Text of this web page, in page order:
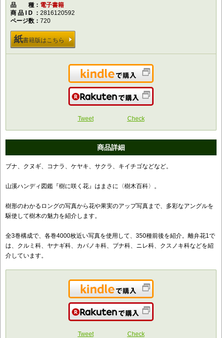
品種電子書籍
商品ID
2816120592
ページ数
720
紙書籍版はこちら
Kindleで購入
楽天で購入
Tweet Check
商品詳細
ブナ、クヌギ、コナラ、ケヤキ、サクラ、キイチゴなどなど。
山溪ハンディ図鑑『樹に咲く花』はまさに〈樹木百科〉。
樹形のわかるロングの写真から花や果実のアップ写真まで、多彩なアングルを
駆使して樹木の魅力を紹介します。
全3巻構成で、各巻4000枚近い写真を使用して、350種前後を紹介。離弁花1で
は、クルミ科、ヤナギ科、カバノキ科、ブナ科、ニレ科、クスノキ科などを紹
介しています。
Kindleで購入
楽天で購入
Tweet Check